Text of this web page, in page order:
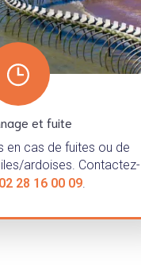
et fuite
en cas de fuites ou de
ardoises. Contactez-
02 28 16 00 09.